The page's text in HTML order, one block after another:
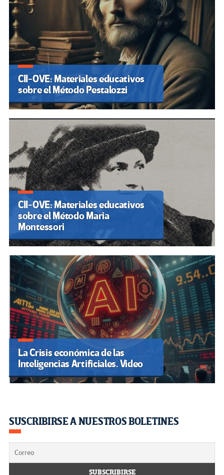
CII-OVE: Materiales educativos
sobre el Método Pestalozzi
CII-OVE: Materiales educativos
sobre el Método Maria
Montessori
La Crisis económica de las
Inteligencias Artificiales. Video
SUSCRIBIRSE A NUESTROS BOLETINES